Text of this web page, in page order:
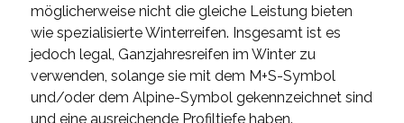
möglicherweise nicht die gleiche Leistung bieten
wie spezialisierte Winterreifen. Insgesamt ist es
jedoch legal, Ganzjahresreifen im Winter zu
verwenden, solange sie mit dem M+S-Symbol
und/oder dem Alpine-Symbol gekennzeichnet sind
und eine ausreichende Profiltiefe haben.